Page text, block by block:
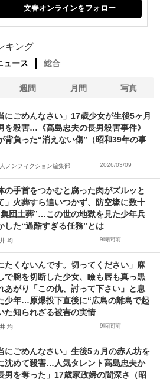
文春オンラインをフォロー
キング
ュース 総合
週間 月間 写真
にごめんなさい」17歳少女が生後5ヶ月
を殺害…《高島忠夫の長男殺害事件》
背負った“消えない傷”（昭和39年の事
ノンフィクション編集部 2026/03/09
の手首をつかむと腐った肉がズルッと
」火葬すら追いつかず、防空壕に数十
集団土葬”…この世の地獄を見た少年兵
した“過酷すぎる任務”とは
均 9時間前
たくないんです。切ってください」麻
で腕を切断した少女、瞼も唇も真っ黒
あがり「この仇、討って下さい」と息
少年…原爆投下直後に“広島の離島で起
た知られざる被害の実情
均 9時間前
にごめんなさい」生後5ヵ月の赤ん坊を
沈めて殺害…人気タレント高島忠夫か
男を奪った」17歳家政婦の闇深さ（昭